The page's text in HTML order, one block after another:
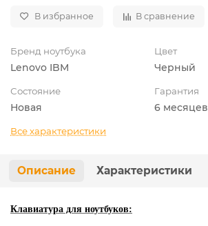
В избранное В сравнение
Бренд ноутбука
Lenovo IBM
Цвет
Черный
Состояние
Новая
Гарантия
6 месяцев
Все характеристики
Описание Характеристики
Клавиатура для ноутбуков: